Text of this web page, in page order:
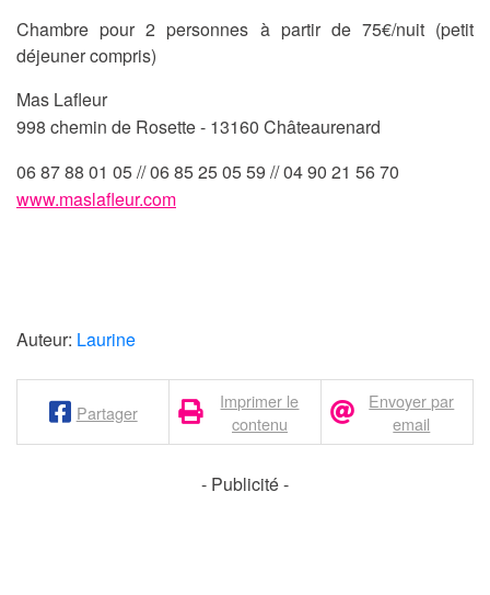
Chambre pour 2 personnes à partir de 75€/nuit (petit
déjeuner compris)
Mas Lafleur
998 chemin de Rosette - 13160 Châteaurenard
06 87 88 01 05 // 06 85 25 05 59 //04 90 21 56 70
www.maslafleur.com
Auteur: Laurine
Partager
Imprimer le
contenu
Envoyer par
email
- Publicité -